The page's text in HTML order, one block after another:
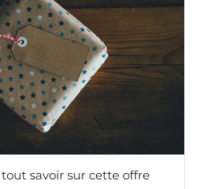
savoir sur cette offre